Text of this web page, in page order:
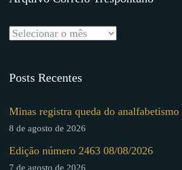
Posts Recentes
Minas registra queda do analfabetismo
8 de agosto de 2026
Edição número 2463 08/08/2026
7 de agosto de 2026